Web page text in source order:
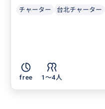
チャーター 台北チャーター
free 1〜4人